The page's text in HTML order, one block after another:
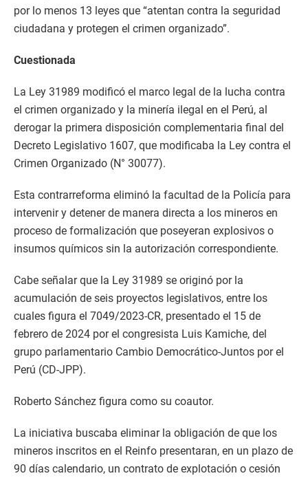
por lo menos 13 leyes que “atentan contra la seguridad
ciudadana y protegen el crimen organizado”.
Cuestionada
La Ley 31989 modificó el marco legal de la lucha contra
el crimen organizado y la minería ilegal en el Perú, al
derogar la primera disposición complementaria final del
Decreto Legislativo 1607, que modificaba la Ley contra el
Crimen Organizado (N° 30077).
Esta contrarreforma eliminó la facultad de la Policía para
intervenir y detener de manera directa a los mineros en
proceso de formalización que poseyeran explosivos o
insumos químicos sin la autorización correspondiente.
Cabe señalar que la Ley 31989 se originó por la
acumulación de seis proyectos legislativos, entre los
cuales figura el 7049/2023-CR, presentado el 15 de
febrero de 2024 por el congresista Luis Kamiche, del
grupo parlamentario Cambio Democrático-Juntos por el
Perú (CD-JPP).
Roberto Sánchez figura como su coautor.
La iniciativa buscaba eliminar la obligación de que los
mineros inscritos en el Reinfo presentaran, en un plazo de
90 días calendario, un contrato de explotación o cesión